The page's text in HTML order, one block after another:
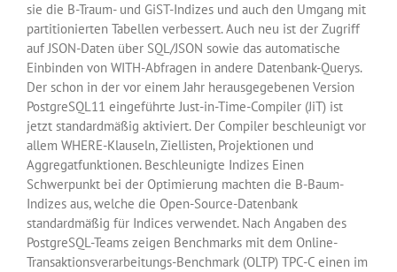
sie die B-Traum- und GiST-Indizes und auch den Umgang mit
partitionierten Tabellen verbessert. Auch neu ist der Zugriff
auf JSON-Daten über SQL/JSON sowie das automatische
Einbinden von WITH-Abfragen in andere Datenbank-Querys.
Der schon in der vor einem Jahr herausgegebenen Version
PostgreSQL11 eingeführte Just-in-Time-Compiler (JiT) ist
jetzt standardmäßig aktiviert. Der Compiler beschleunigt vor
allem WHERE-Klauseln, Ziellisten, Projektionen und
Aggregatfunktionen. Beschleunigte Indizes Einen
Schwerpunkt bei der Optimierung machten die B-Baum-
Indizes aus, welche die Open-Source-Datenbank
standardmäßig für Indices verwendet. Nach Angaben des
PostgreSQL-Teams zeigen Benchmarks mit dem Online-
Transaktionsverarbeitungs-Benchmark (OLTP) TPC-C einen im